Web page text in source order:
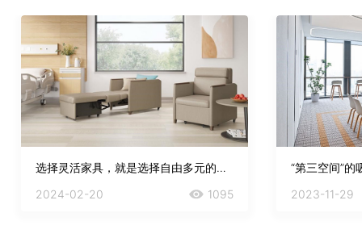
选择灵活家具，就是选择自由多元的办公方式
2024-02-20
1095 2023-11-29